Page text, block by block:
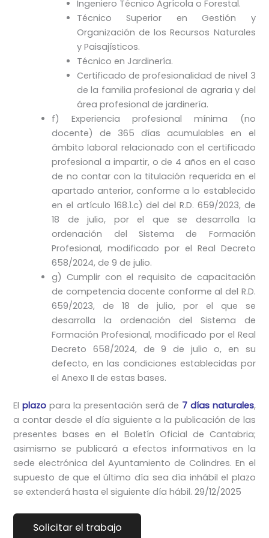
Ingeniero Técnico Agrícola o Forestal.
Técnico Superior en Gestión y
Organización de los Recursos Naturales
y Paisajísticos.
Técnico en Jardinería.
Certificado de profesionalidad de nivel 3
de la familia profesional de agraria y del
área profesional de jardinería.
f) Experiencia profesional mínima (no
docente) de 365 días acumulables en el
ámbito laboral relacionado con el certificado
profesional a impartir, o de 4 años en el caso
de no contar con la titulación requerida en el
apartado anterior, conforme a lo establecido
en el artículo 168.1.c) del del R.D. 659/2023, de
18 de julio, por el que se desarrolla la
ordenación del Sistema de Formación
Profesional, modificado por el Real Decreto
658/2024, de 9 de julio.
g) Cumplir con el requisito de capacitación
de competencia docente conforme al del R.D.
659/2023, de 18 de julio, por el que se
desarrolla la ordenación del Sistema de
Formación Profesional, modificado por el Real
Decreto 658/2024, de 9 de julio o, en su
defecto, en las condiciones establecidas por
el Anexo II de estas bases.
Elplazo para la presentación será de 7 días naturales,
a contar desde el día siguiente a la publicación de las
presentes bases en el Boletín Oficial de Cantabria;
asimismo se publicará a efectos informativos en la
sede electrónica del Ayuntamiento de Colindres. En el
supuesto de que el último día sea día inhábil el plazo
se extenderá hasta el siguiente día hábil. 29/12/2025